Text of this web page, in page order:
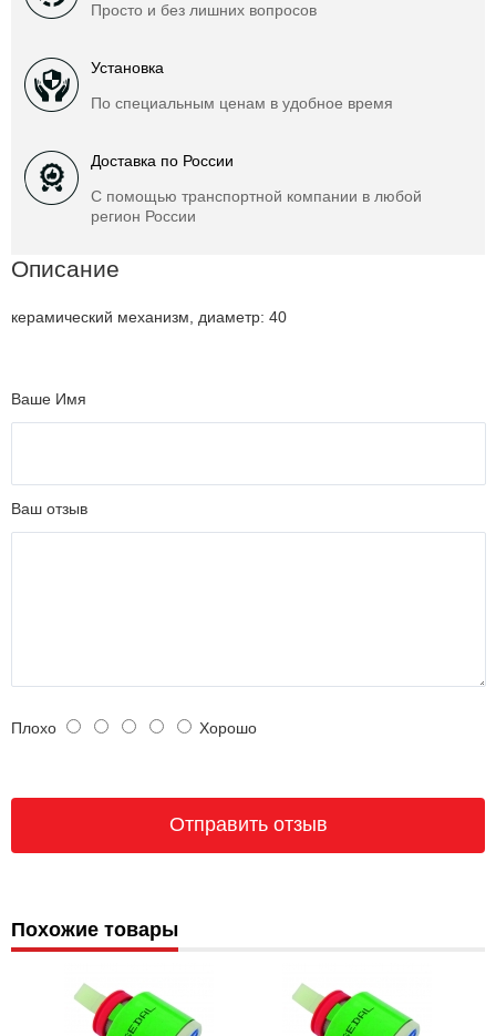
Просто и без лишних вопросов
Установка
По специальным ценам в удобное время
Доставка по России
С помощью транспортной компании в любой
регион России
Описание
керамический механизм, диаметр: 40
Ваше Имя
Ваш отзыв
Плохо Хорошо
Похожие товары